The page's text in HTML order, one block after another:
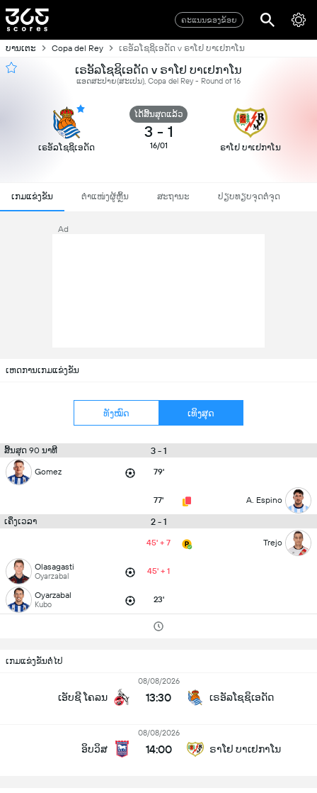
ຄະແນນຂອງຂ້ອຍ
ບານເຕະ Copa del Rey ເຣອັລໂຊຊິເອດັດ v ຣາໂຢ ບາເຢກາໂນ
ເຣອັລໂຊຊິເອດັດ v ຣາໂຢ ບາເຢກາໂນ
ແອດສະປາຍ​(ສະເປນ), Copa del Rey - Round of 16
ເຣອັລໂຊຊິເອດັດ
ໄດ້ສິ້ນສຸດແລ້ວ
3 - 1
16/01 ຣາໂຢ ບາເຢກາໂນ
ເກມແຂ່ງຂັນ ຕຳແໜ່ງຜູ້ຫຼິ້ນ ສະຖານະ ປຽບທຽບຈຸດຕໍ່ຈຸດ
Ad
ເຫດການເກມແຂ່ງຂັນ
ທັງໝົດ ເທິງສຸດ
ສິ້ນສຸດ 90 ນາທີ 3 - 1
Gomez 79'
77' A. Espino
ເຄິ່ງເວລາ 2 - 1
45' + 7 Trejo
Olasagasti
Oyarzabal 45' + 1
Oyarzabal
Kubo 23'
ເກມແຂ່ງຂັນຕໍ່ໄປ
ເອັບຊີ ໂຄລນ
08/08/2026
13:30 ເຣອັລໂຊຊິເອດັດ
ອິບວິສ
08/08/2026
14:00 ຣາໂຢ ບາເຢກາໂນ